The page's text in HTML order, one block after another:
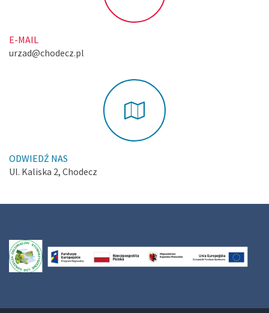
E-MAIL
urzad@chodecz.pl
ODWIEDŹ NAS
Ul. Kaliska 2, Chodecz